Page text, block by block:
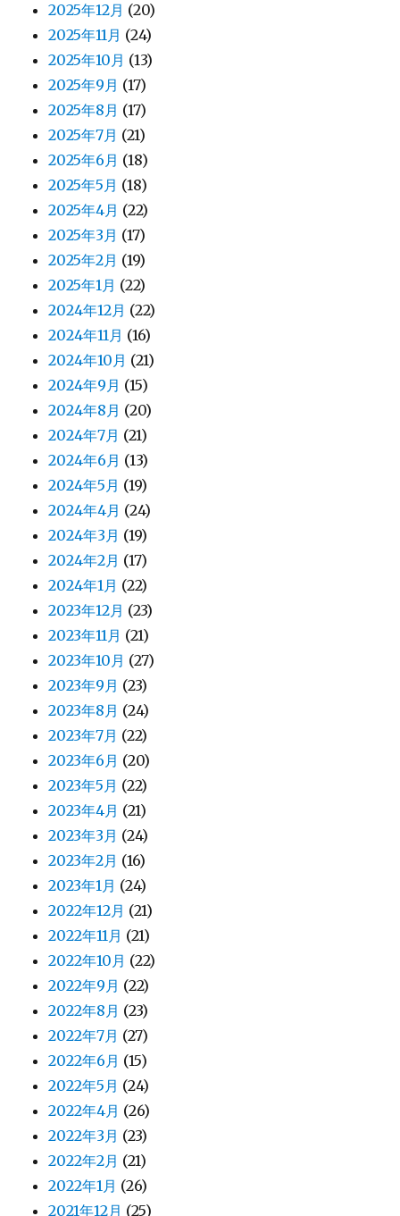
2025年12月 (20)
2025年11月 (24)
2025年10月 (13)
2025年9月 (17)
2025年8月 (17)
2025年7月 (21)
2025年6月 (18)
2025年5月 (18)
2025年4月 (22)
2025年3月 (17)
2025年2月 (19)
2025年1月 (22)
2024年12月 (22)
2024年11月 (16)
2024年10月 (21)
2024年9月 (15)
2024年8月 (20)
2024年7月 (21)
2024年6月 (13)
2024年5月 (19)
2024年4月 (24)
2024年3月 (19)
2024年2月 (17)
2024年1月 (22)
2023年12月 (23)
2023年11月 (21)
2023年10月 (27)
2023年9月 (23)
2023年8月 (24)
2023年7月 (22)
2023年6月 (20)
2023年5月 (22)
2023年4月 (21)
2023年3月 (24)
2023年2月 (16)
2023年1月 (24)
2022年12月 (21)
2022年11月 (21)
2022年10月 (22)
2022年9月 (22)
2022年8月 (23)
2022年7月 (27)
2022年6月 (15)
2022年5月 (24)
2022年4月 (26)
2022年3月 (23)
2022年2月 (21)
2022年1月 (26)
2021年12月 (25)